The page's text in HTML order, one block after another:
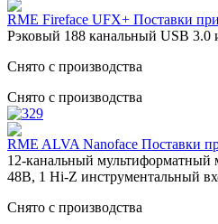
RME Fireface UFX+ Поставки
Рэковый 188 канальный USB 3.0
Снято с производства
Снято с производства
RME ALVA Nanoface Поставки
12-канальный мультиформатный
48В, 1 Hi-Z инструментальный
Снято с производства